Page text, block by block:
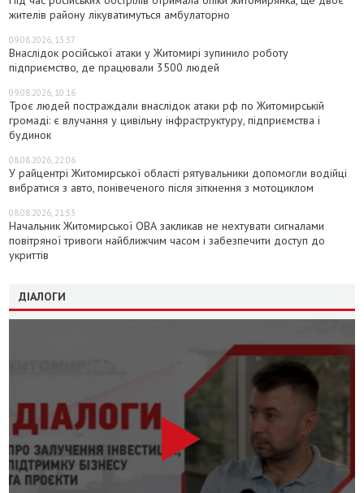
жителів району лікуватимуться амбулаторно
09.08.2026, 13:37
Внаслідок російської атаки у Житомирі зупинило роботу
підприємство, де працювали 3500 людей
09.08.2026, 10:16
Троє людей постраждали внаслідок атаки рф по Житомирській
громаді: є влучання у цивільну інфраструктуру, підприємства і
будинок
08.08.2026, 22:06
У райцентрі Житомирської області рятувальники допомогли водійці
вибратися з авто, понівеченого після зіткнення з мотоциклом
08.08.2026, 21:53
Начальник Житомирської ОВА закликав не нехтувати сигналами
повітряної тривоги найближчим часом і забезпечити доступ до
укриттів
ДІАЛОГИ